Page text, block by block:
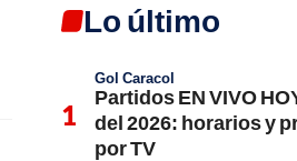
Lo último
Gol Caracol
Partidos EN VIVO
del 2026: horarios y
por TV